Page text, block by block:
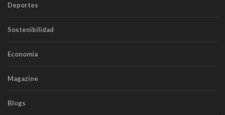
Deportes
Sostenibilidad
Economía
Magazine
Blogs